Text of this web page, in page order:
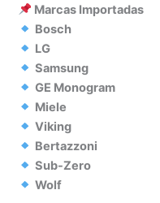
Marcas Importadas
Bosch
LG
Samsung
GE Monogram
Miele
Viking
Bertazzoni
Sub-Zero
Wolf